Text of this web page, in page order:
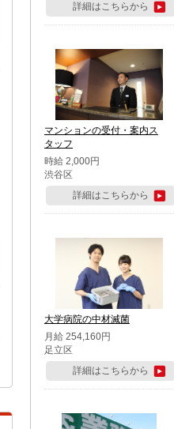
詳細はこちらから
マンションの受付・案内ス
タッフ
時給 2,000円
渋谷区
詳細はこちらから
大学病院の中材滅菌
月給 254,160円
足立区
詳細はこちらから